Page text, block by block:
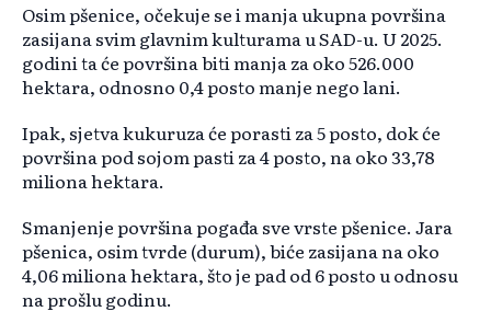
Osim pšenice, očekuje se i manja ukupna površina
zasijana svim glavnim kulturama u SAD-u. U 2025.
godini ta će površina biti manja za oko 526.000
hektara, odnosno 0,4 posto manje nego lani.
Ipak, sjetva kukuruza će porasti za 5 posto, dok će
površina pod sojom pasti za 4 posto, na oko 33,78
miliona hektara.
Smanjenje površina pogađa sve vrste pšenice. Jara
pšenica, osim tvrde (durum), biće zasijana na oko
4,06 miliona hektara, što je pad od 6 posto u odnosu
na prošlu godinu.